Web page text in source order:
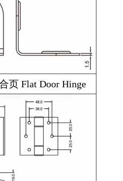
页 Flat Door Hinge